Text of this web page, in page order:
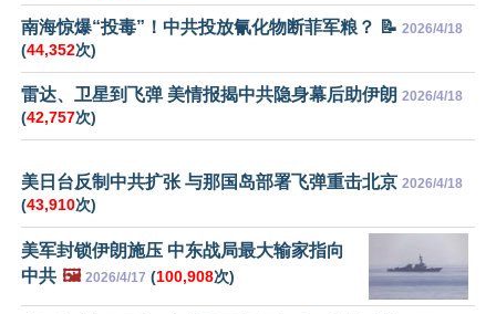
南海惊爆“投毒”！中共投放氰化物断菲军粮？ 📝 2026/4/18
(44,352次)
雷达、卫星到飞弹 美情报揭中共隐身幕后助伊朗 2026/4/18
(42,757次)
美日台反制中共扩张 与那国岛部署飞弹重击北京 2026/4/18
(43,910次)
美军封锁伊朗施压 中东战局最大输家指向
中共 🖼️ 2026/4/17 (100,908次)